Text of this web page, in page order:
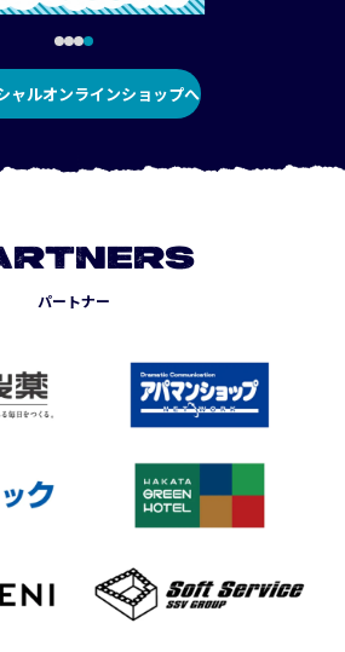
ャルオンラインショップへ
パートナー